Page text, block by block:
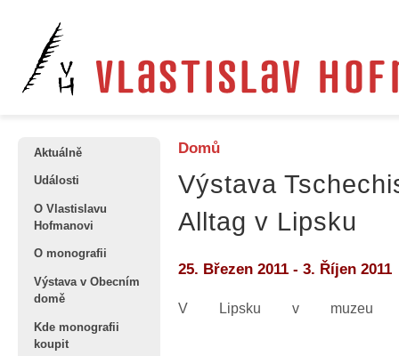
Domů
Výstava
Alltag v Lipsku
25. Březen 2011 - 3. Říjen 2011
V Lipsku v muzeu
Aktuálně
Události
O Vlastislavu
Hofmanovi
O monografii
Výstava v Obecním
domě
Kde monografii
koupit